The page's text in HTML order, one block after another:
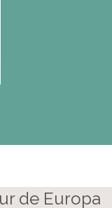
de Europa